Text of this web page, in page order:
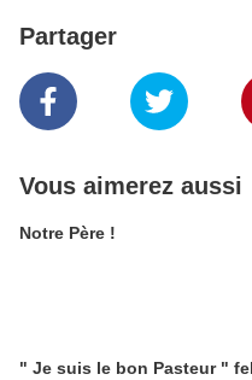
Partager
Vous aimerez aussi
Notre Père !
" Je suis le bon Pasteur "